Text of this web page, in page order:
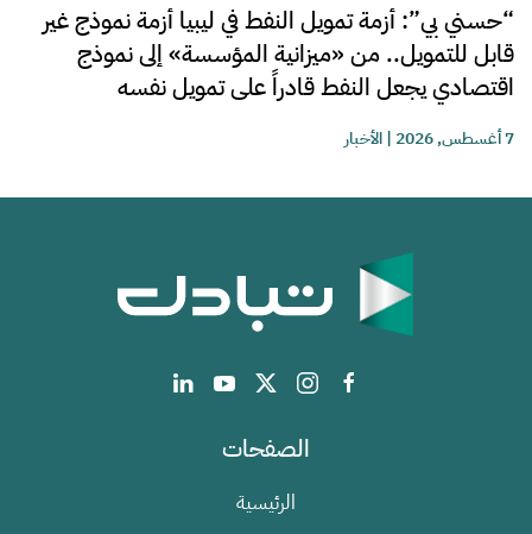
“حسني بي”: أزمة تمويل النفط في ليبيا أزمة نموذج غير
قابل للتمويل.. من «ميزانية المؤسسة» إلى نموذج
اقتصادي يجعل النفط قادراً على تمويل نفسه
7 أغسطس, 2026 |الأخبار
الصفحات
الرئيسية